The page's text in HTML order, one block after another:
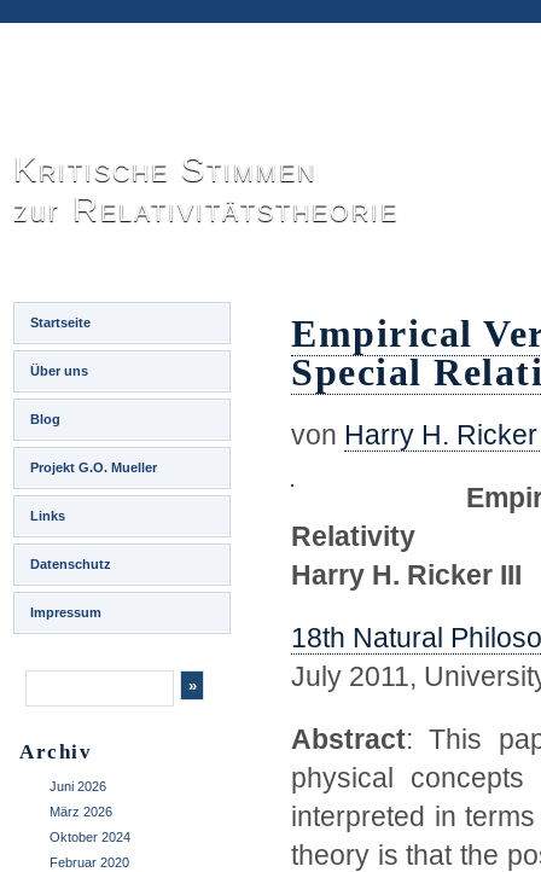
Kritische Stimmen
zur Relativitätstheorie
Startseite
Über uns
Blog
Projekt G.O. Mueller
Links
Datenschutz
Impressum
Archiv
Juni 2026
März 2026
Oktober 2024
Februar 2020
Empirical
Special
von Harry H.
Relativity
Harry H. Ricker III
18th Natural
July 2011,
Abstract: This
physical
interpreted in
theory is that the